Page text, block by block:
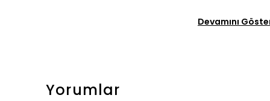
Devamını
Yorumlar